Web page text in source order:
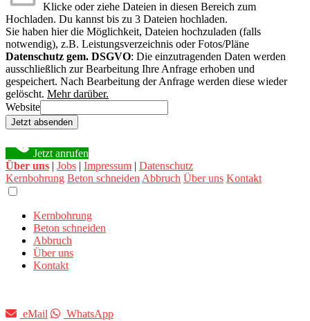
Klicke oder ziehe Dateien in diesen Bereich zum
Hochladen. Du kannst bis zu 3 Dateien hochladen.
Sie haben hier die Möglichkeit, Dateien hochzuladen (falls
notwendig), z.B. Leistungsverzeichnis oder Fotos/Pläne
Datenschutz gem. DSGVO: Die einzutragenden Daten werden
ausschließlich zur Bearbeitung Ihre Anfrage erhoben und
gespeichert. Nach Bearbeitung der Anfrage werden diese wieder
gelöscht. Mehr darüber.
Website
Jetzt absenden
Jetzt anrufen
Über uns | Jobs | Impressum | Datenschutz
Kernbohrung Beton schneiden Abbruch Über uns Kontakt
Kernbohrung
Beton schneiden
Abbruch
Über uns
Kontakt
eMail WhatsApp